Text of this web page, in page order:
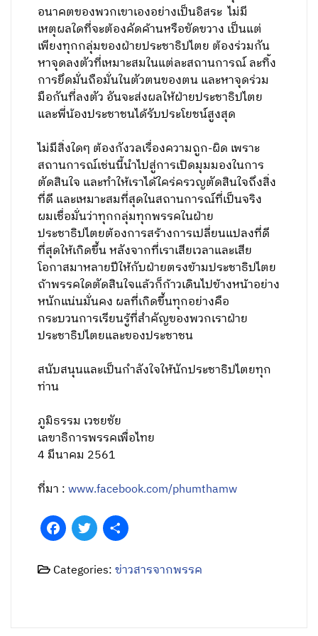
อนาคตของพวกเขาเองอย่างเป็นอิสระ ไม่มี
เหตุผลใดที่จะต้องคัดค้านหรือขัดขวาง เป็นแต่
เพียงทุกกลุ่มของฝ่ายประชาธิปไตย ต้องร่วมกัน
หาจุดลงตัวที่เหมาะสมในแต่ละสถานการณ์ ละทิ้ง
การยึดมั่นถือมั่นในตัวตนของตน และหาจุดร่วม
มือกันที่ลงตัว อันจะส่งผลให้ฝ่ายประชาธิปไตย
และพี่น้องประชาชนได้รับประโยชน์สูงสุด
ไม่มีสิ่งใดๆ ต้องกังวลเรื่องความถูก-ผิด เพราะ
สถานการณ์เช่นนี้นำไปสู่การเปิดมุมมองในการ
ตัดสินใจ และทำให้เราได้ใคร่ครวญตัดสินใจถึงสิ่ง
ที่ดี และเหมาะสมที่สุดในสถานการณ์ที่เป็นจริง
ผมเชื่อมั่นว่าทุกกลุ่มทุกพรรคในฝ่าย
ประชาธิปไตยต้องการสร้างการเปลี่ยนแปลงที่ดี
ที่สุดให้เกิดขึ้น หลังจากที่เราเสียเวลาและเสีย
โอกาสมาหลายปีให้กับฝ่ายตรงข้ามประชาธิปไตย
ถ้าพรรคใดตัดสินใจแล้วก็ก้าวเดินไปข้างหน้าอย่าง
หนักแน่นมั่นคง ผลที่เกิดขึ้นทุกอย่างคือ
กระบวนการเรียนรู้ที่สำคัญของพวกเราฝ่าย
ประชาธิปไตยและของประชาชน
สนับสนุนและเป็นกำลังใจให้นักประชาธิปไตยทุก
ท่าน
ภูมิธรรม เวชยชัย
เลขาธิการพรรคเพื่อไทย
4 มีนาคม 2561
ที่มา :www.facebook.com/phumthamw
FacebookTwitter
Categories:ข่าวสารจากพรรค